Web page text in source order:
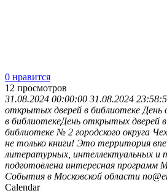
0 нравится
12 просмотров
31.08.2024 00:00:00 31.08.2024
открытых дверей в библиотеке День
в библиотекеДень открытых дверей в
библиотеке № 2 городского округа
не только книги! Это территория
литературных, интеллектуальных и
подготовлена интересная программ
События в Московской области
Calendar